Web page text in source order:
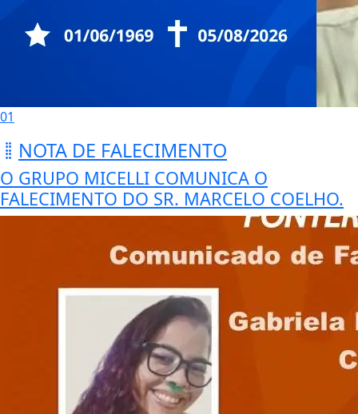
01
NOTA DE FALECIMENTO
O GRUPO MICELLI COMUNICA O
FALECIMENTO DO SR. MARCELO COELHO.